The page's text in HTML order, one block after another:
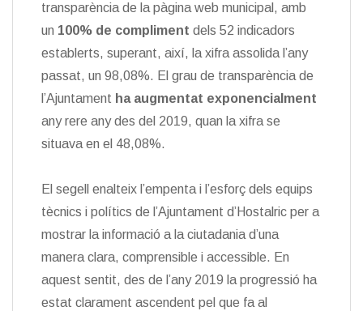
transparència de la pàgina web municipal, amb
un 100% de compliment dels 52 indicadors
establerts, superant, així, la xifra assolida l’any
passat, un 98,08%. El grau de transparència de
l’Ajuntament ha augmentat exponencialment
any rere any des del 2019, quan la xifra se
situava en el 48,08%.
El segell enalteix l’empenta i l’esforç dels equips
tècnics i polítics de l’Ajuntament d’Hostalric per a
mostrar la informació a la ciutadania d’una
manera clara, comprensible i accessible. En
aquest sentit, des de l’any 2019 la progressió ha
estat clarament ascendent pel que fa al